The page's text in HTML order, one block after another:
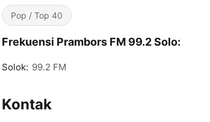
Pop / Top 40
Frekuensi Prambors FM 99.2 Solo:
Solok: 99.2 FM
Kontak